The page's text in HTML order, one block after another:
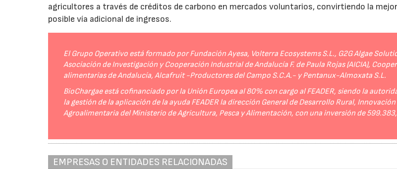
agricultores a través de créditos de carbono en mercados voluntarios, convirtiendo la
posible vía adicional de ingresos.
El Grupo Operativo está formado por Fundación Ayesa, Volterra Ecosystems S.L., G2G Algae
Asociación de Investigación y Cooperación Industrial de Andalucía F. de Paula Rojas (AICIA),
alimentarias de Andalucía, Alcafruit -Productores del Campo S.C.A.- y Pentanux-Almoxata S.L.
BioChargae está cofinanciado por la Unión Europea al 80% con cargo al FEADER, siendo la
la gestión de la aplicación de la ayuda FEADER la dirección General de Desarrollo Rural,
Agroalimentaria del Ministerio de Agricultura, Pesca y Alimentación, con una inversión de
EMPRESAS O ENTIDADES RELACIONADAS